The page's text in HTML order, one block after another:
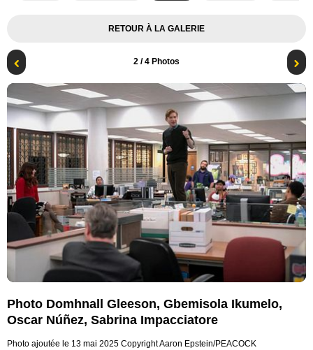
RETOUR À LA GALERIE
2 / 4 Photos
Photo Domhnall Gleeson, Gbemisola Ikumelo,
Oscar Núñez, Sabrina Impacciatore
Photo ajoutée le 13 mai 2025 Copyright Aaron Epstein/PEACOCK